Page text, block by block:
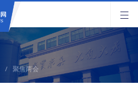
/ 聚焦两会